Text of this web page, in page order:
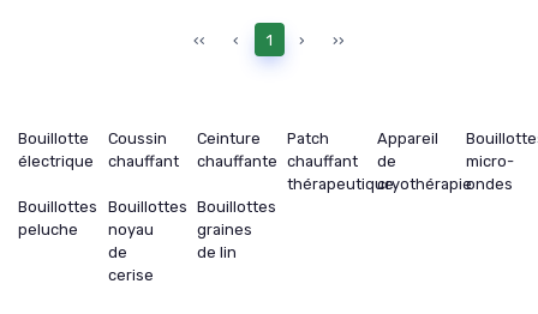
‹‹ ‹ 1 › ››
Bouillotte
électrique
Coussin
chauffant
Ceinture
chauffante
Patch
chauffant
thérapeutique
Appareil
de
cryothérapie
micro-
ondes
Bouillottes
peluche
Bouillottes
noyau
de
cerise
Bouillottes
graines
de lin